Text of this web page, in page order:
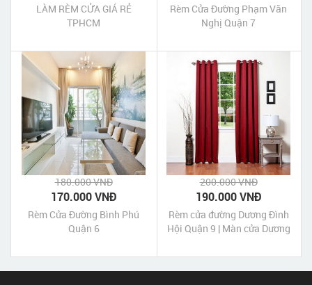
LÀM RÈM CỬA GIÁ RẺ
TPHCM
Rèm Cửa Đường Phạm Văn
Nghị Quận 7
180.000 VNĐ
170.000 VNĐ
Rèm Cửa Đường Bình Phú
Quận 6
200.000 VNĐ
190.000 VNĐ
Rèm cửa đường Dương Đình
Hội Quận 9 | Màn cửa Dương